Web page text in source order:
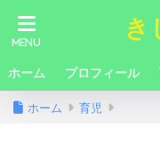
き
ホーム プロフィール
ホーム 育児